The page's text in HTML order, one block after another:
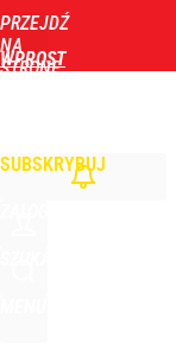
PRZEJDŹ
NA
STRONĘ
WPROST
SUBSKRYBUJ